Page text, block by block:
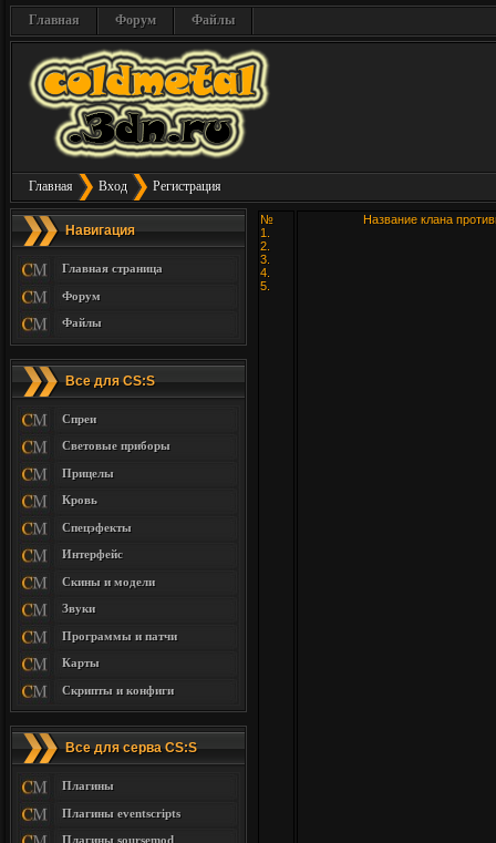
Главная Форум Файлы
Главная Вход Регистрация
Навигация
Главная страница
Форум
Файлы
Все для CS:S
Спреи
Световые приборы
Прицелы
Кровь
Спецэфекты
Интерфейс
Скины и модели
Звуки
Программы и патчи
Карты
Скрипты и конфиги
Все для серва CS:S
Плагины
Плагины eventscripts
Плагины soursemod
№
1.
2.
3.
4.
5.
Название клана